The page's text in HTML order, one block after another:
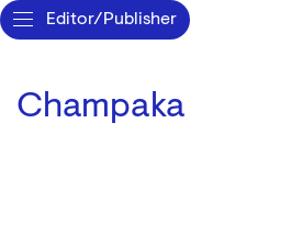
Editor/Publisher
Champaka